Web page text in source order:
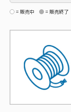
= 販売中 = 販売終了